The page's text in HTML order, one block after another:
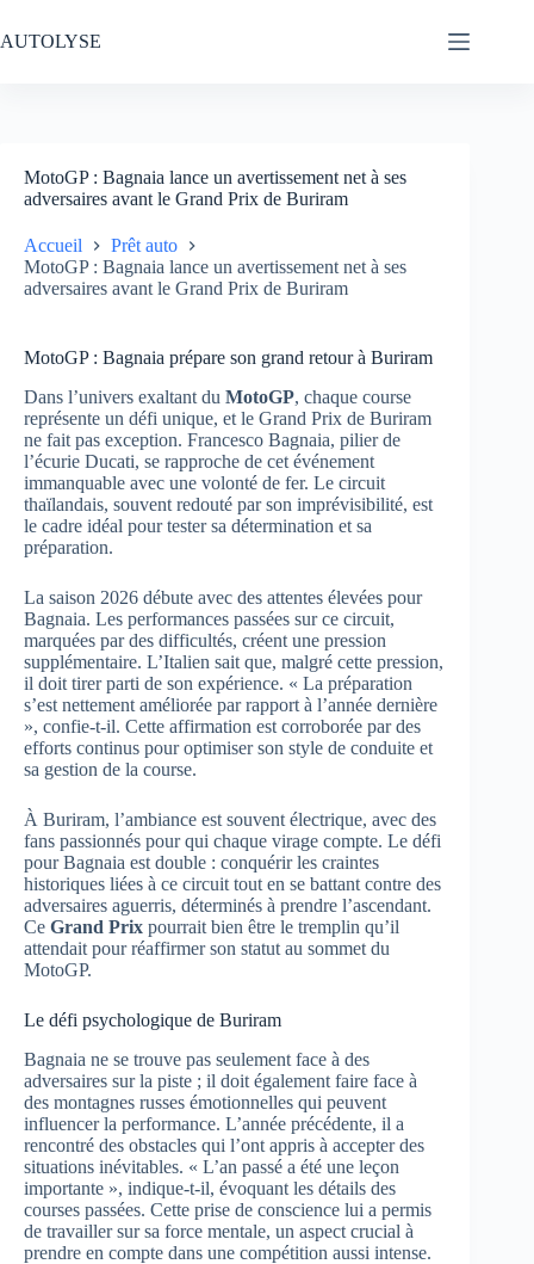
au
contenu
AUTOLYSE
MotoGP : Bagnaia lance un avertissement net à ses
adversaires avant le Grand Prix de Buriram
Accueil
Prêt auto
MotoGP : Bagnaia lance un avertissement net à ses
adversaires avant le Grand Prix de Buriram
MotoGP : Bagnaia prépare son grand retour à Buriram
Dans l’univers exaltant du MotoGP, chaque course
représente un défi unique, et le Grand Prix de Buriram
ne fait pas exception. Francesco Bagnaia, pilier de
l’écurie Ducati, se rapproche de cet événement
immanquable avec une volonté de fer. Le circuit
thaïlandais, souvent redouté par son imprévisibilité, est
le cadre idéal pour tester sa détermination et sa
préparation.
La saison 2026 débute avec des attentes élevées pour
Bagnaia. Les performances passées sur ce circuit,
marquées par des difficultés, créent une pression
supplémentaire. L’Italien sait que, malgré cette pression,
il doit tirer parti de son expérience. « La préparation
s’est nettement améliorée par rapport à l’année dernière
», confie-t-il. Cette affirmation est corroborée par des
efforts continus pour optimiser son style de conduite et
sa gestion de la course.
À Buriram, l’ambiance est souvent électrique, avec des
fans passionnés pour qui chaque virage compte. Le défi
pour Bagnaia est double : conquérir les craintes
historiques liées à ce circuit tout en se battant contre des
adversaires aguerris, déterminés à prendre l’ascendant.
Ce Grand Prix pourrait bien être le tremplin qu’il
attendait pour réaffirmer son statut au sommet du
MotoGP.
Le défi psychologique de Buriram
Bagnaia ne se trouve pas seulement face à des
adversaires sur la piste ; il doit également faire face à
des montagnes russes émotionnelles qui peuvent
influencer la performance. L’année précédente, il a
rencontré des obstacles qui l’ont appris à accepter des
situations inévitables. « L’an passé a été une leçon
importante », indique-t-il, évoquant les détails des
courses passées. Cette prise de conscience lui a permis
de travailler sur sa force mentale, un aspect crucial à
prendre en compte dans une compétition aussi intense.